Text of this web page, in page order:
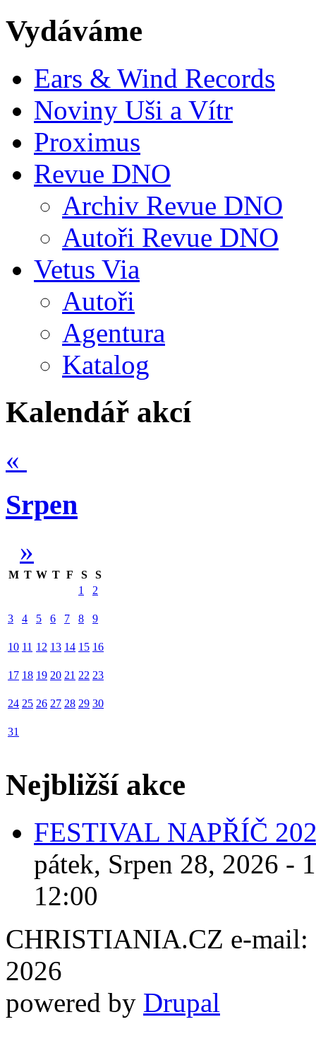
Vydáváme
Ears & Wind Records
Noviny Uši a Vítr
Proximus
Revue DNO
Archiv Revue DNO
Autoři Revue DNO
Vetus Via
Autoři
Agentura
Katalog
Kalendář akcí
«
Srpen
»
M T W T F S
S
1
2
3 4 5 6 7 8 9
10 11 12 13 14 15 16
17 18 19 20 21 22 23
24 25 26 27 28 29 30
31
Nejbližší akce
FESTIVAL NAPŘÍČ
pátek, Srpen 28, 2026 -
12:00
CHRISTIANIA.CZ e-mail:
2026
powered by Drupal